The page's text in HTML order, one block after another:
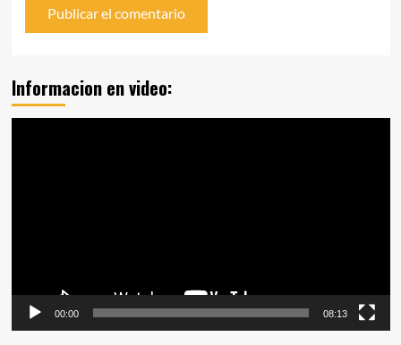
Informacion en video:
00:00 08:13